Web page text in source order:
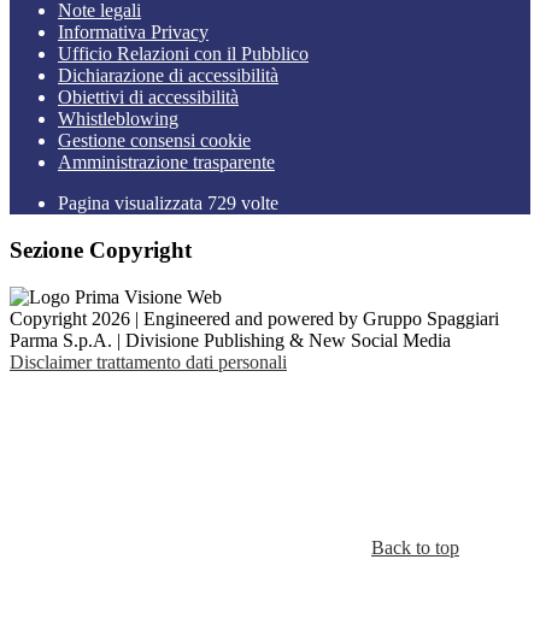
Note legali
Informativa Privacy
Ufficio Relazioni con il Pubblico
Dichiarazione di accessibilità
Obiettivi di accessibilità
Whistleblowing
Gestione consensi cookie
Amministrazione trasparente
Pagina visualizzata 729 volte
Sezione Copyright
Copyright 2026 | Engineered and powered by Gruppo Spaggiari
Parma S.p.A. | Divisione Publishing & New Social Media
Disclaimer trattamento dati personali
Back to top